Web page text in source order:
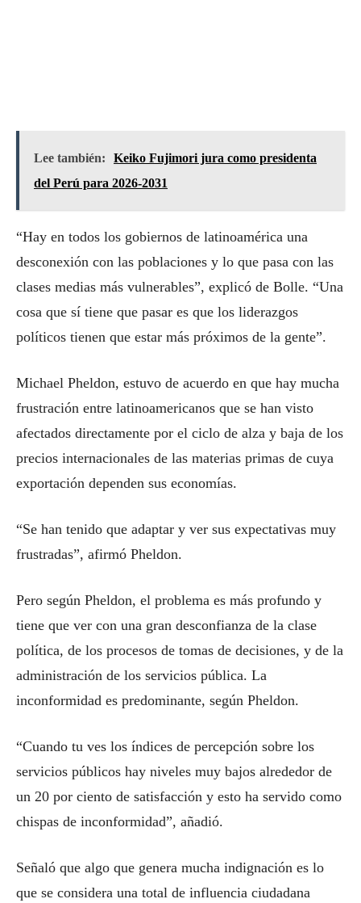
Lee también:
Keiko Fujimori jura como presidenta
del Perú para 2026-2031
“Hay en todos los gobiernos de latinoamérica una
desconexión con las poblaciones y lo que pasa con las
clases medias más vulnerables”, explicó de Bolle. “Una
cosa que sí tiene que pasar es que los liderazgos
políticos tienen que estar más próximos de la gente”.
Michael Pheldon, estuvo de acuerdo en que hay mucha
frustración entre latinoamericanos que se han visto
afectados directamente por el ciclo de alza y baja de los
precios internacionales de las materias primas de cuya
exportación dependen sus economías.
“Se han tenido que adaptar y ver sus expectativas muy
frustradas”, afirmó Pheldon.
Pero según Pheldon, el problema es más profundo y
tiene que ver con una gran desconfianza de la clase
política, de los procesos de tomas de decisiones, y de la
administración de los servicios pública. La
inconformidad es predominante, según Pheldon.
“Cuando tu ves los índices de percepción sobre los
servicios públicos hay niveles muy bajos alrededor de
un 20 por ciento de satisfacción y esto ha servido como
chispas de inconformidad”, añadió.
Señaló que algo que genera mucha indignación es lo
que se considera una total de influencia ciudadana